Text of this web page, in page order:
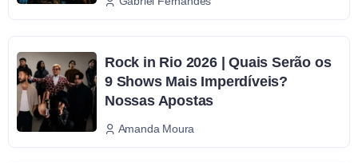
Rock in Rio 2026 | Quais Serão os
9 Shows Mais Imperdíveis?
Nossas Apostas
Amanda Moura